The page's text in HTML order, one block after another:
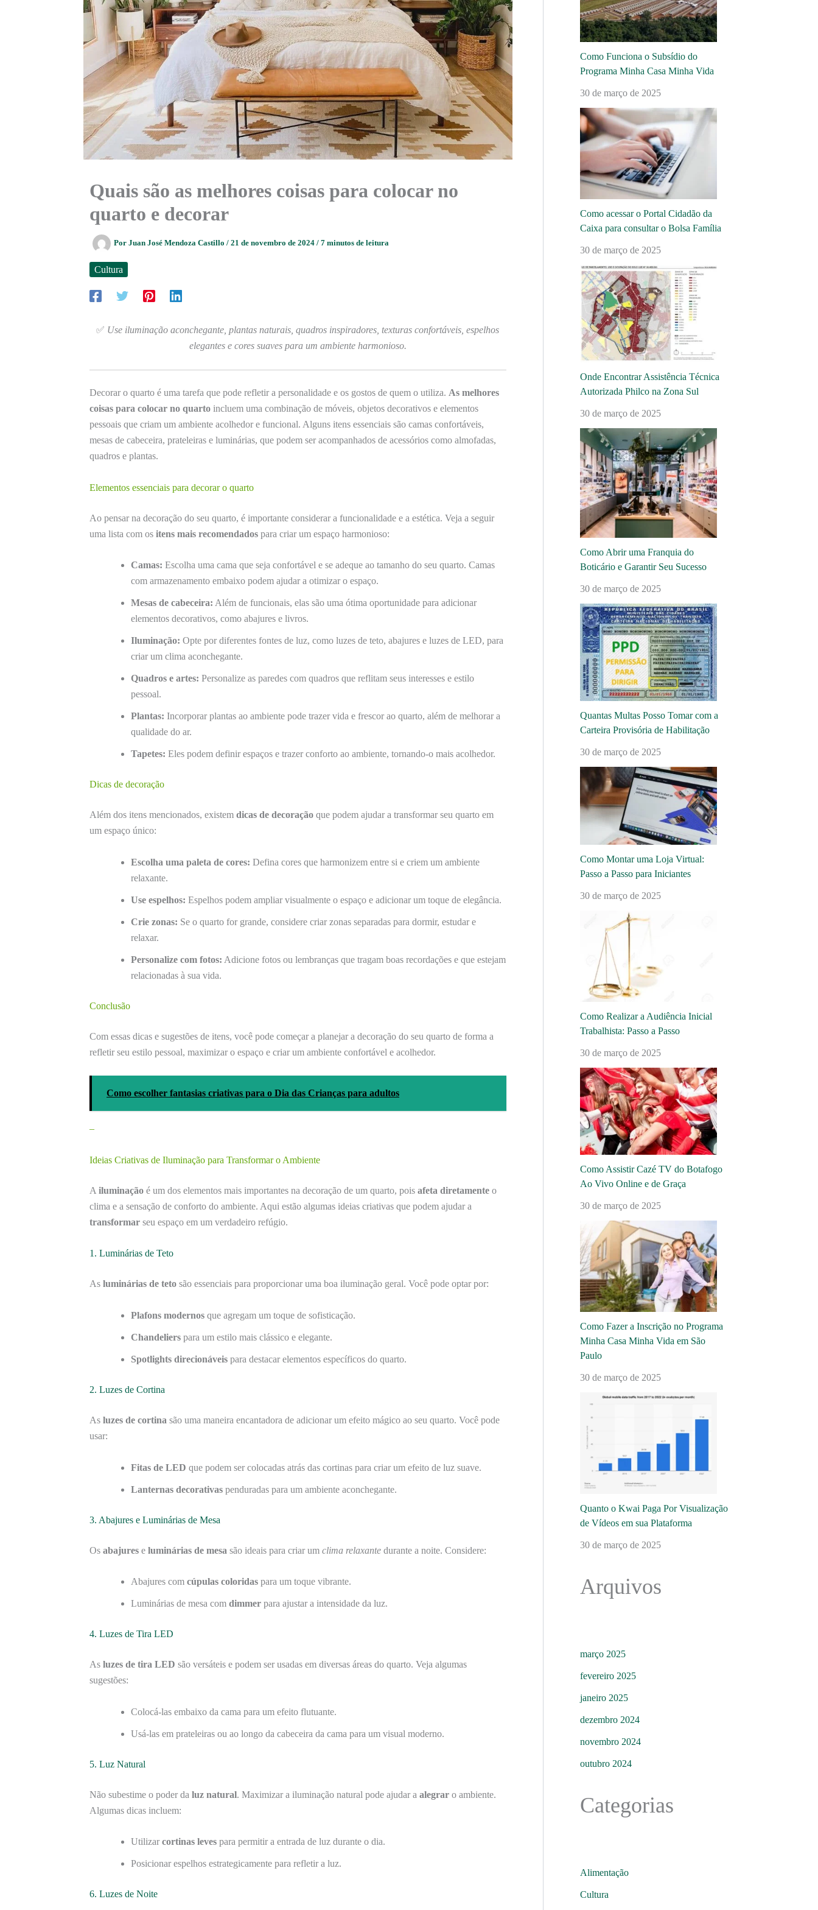
Quais são as melhores coisas para colocar no
quarto e decorar
Por Juan José Mendoza Castillo / 21 de novembro de 2024 / 7 minutos de leitura
Cultura
✅ Use iluminação aconchegante, plantas naturais, quadros inspiradores, texturas confortáveis, espelhos
elegantes e cores suaves para um ambiente harmonioso.
Decorar o quarto é uma tarefa que pode refletir a personalidade e os gostos de quem o utiliza. As melhores
coisas para colocar no quarto incluem uma combinação de móveis, objetos decorativos e elementos
pessoais que criam um ambiente acolhedor e funcional. Alguns itens essenciais são camas confortáveis,
mesas de cabeceira, prateleiras e luminárias, que podem ser acompanhados de acessórios como almofadas,
quadros e plantas.
Elementos essenciais para decorar o quarto
Ao pensar na decoração do seu quarto, é importante considerar a funcionalidade e a estética. Veja a seguir
uma lista com os itens mais recomendados para criar um espaço harmonioso:
Camas: Escolha uma cama que seja confortável e se adeque ao tamanho do seu quarto. Camas
com armazenamento embaixo podem ajudar a otimizar o espaço.
Mesas de cabeceira: Além de funcionais, elas são uma ótima oportunidade para adicionar
elementos decorativos, como abajures e livros.
Iluminação: Opte por diferentes fontes de luz, como luzes de teto, abajures e luzes de LED, para
criar um clima aconchegante.
Quadros e artes: Personalize as paredes com quadros que reflitam seus interesses e estilo
pessoal.
Plantas: Incorporar plantas ao ambiente pode trazer vida e frescor ao quarto, além de melhorar a
qualidade do ar.
Tapetes: Eles podem definir espaços e trazer conforto ao ambiente, tornando-o mais acolhedor.
Dicas de decoração
Além dos itens mencionados, existem dicas de decoração que podem ajudar a transformar seu quarto em
um espaço único:
Escolha uma paleta de cores: Defina cores que harmonizem entre si e criem um ambiente
relaxante.
Use espelhos: Espelhos podem ampliar visualmente o espaço e adicionar um toque de elegância.
Crie zonas: Se o quarto for grande, considere criar zonas separadas para dormir, estudar e
relaxar.
Personalize com fotos: Adicione fotos ou lembranças que tragam boas recordações e que estejam
relacionadas à sua vida.
Conclusão
Com essas dicas e sugestões de itens, você pode começar a planejar a decoração do seu quarto de forma a
refletir seu estilo pessoal, maximizar o espaço e criar um ambiente confortável e acolhedor.
Como escolher fantasias criativas para o Dia das Crianças para adultos
–
Ideias Criativas de Iluminação para Transformar o Ambiente
A iluminação é um dos elementos mais importantes na decoração de um quarto, pois afeta diretamente o
clima e a sensação de conforto do ambiente. Aqui estão algumas ideias criativas que podem ajudar a
transformar seu espaço em um verdadeiro refúgio.
1. Luminárias de Teto
As luminárias de teto são essenciais para proporcionar uma boa iluminação geral. Você pode optar por:
Plafons modernos que agregam um toque de sofisticação.
Chandeliers para um estilo mais clássico e elegante.
Spotlights direcionáveis para destacar elementos específicos do quarto.
2. Luzes de Cortina
As luzes de cortina são uma maneira encantadora de adicionar um efeito mágico ao seu quarto. Você pode
usar:
Fitas de LED que podem ser colocadas atrás das cortinas para criar um efeito de luz suave.
Lanternas decorativas penduradas para um ambiente aconchegante.
3. Abajures e Luminárias de Mesa
Os abajures e luminárias de mesa são ideais para criar um clima relaxante durante a noite. Considere:
Abajures com cúpulas coloridas para um toque vibrante.
Luminárias de mesa com dimmer para ajustar a intensidade da luz.
4. Luzes de Tira LED
As luzes de tira LED são versáteis e podem ser usadas em diversas áreas do quarto. Veja algumas
sugestões:
Colocá-las embaixo da cama para um efeito flutuante.
Usá-las em prateleiras ou ao longo da cabeceira da cama para um visual moderno.
5. Luz Natural
Não subestime o poder da luz natural. Maximizar a iluminação natural pode ajudar a alegrar o ambiente.
Algumas dicas incluem:
Utilizar cortinas leves para permitir a entrada de luz durante o dia.
Posicionar espelhos estrategicamente para refletir a luz.
6. Luzes de Noite
Como Funciona o Subsídio do
Programa Minha Casa Minha Vida
30 de março de 2025
Como acessar o Portal Cidadão da
Caixa para consultar o Bolsa Família
30 de março de 2025
Onde Encontrar Assistência Técnica
Autorizada Philco na Zona Sul
30 de março de 2025
Como Abrir uma Franquia do
Boticário e Garantir Seu Sucesso
30 de março de 2025
Quantas Multas Posso Tomar com a
Carteira Provisória de Habilitação
30 de março de 2025
Como Montar uma Loja Virtual:
Passo a Passo para Iniciantes
30 de março de 2025
Como Realizar a Audiência Inicial
Trabalhista: Passo a Passo
30 de março de 2025
Como Assistir Cazé TV do Botafogo
Ao Vivo Online e de Graça
30 de março de 2025
Como Fazer a Inscrição no Programa
Minha Casa Minha Vida em São
Paulo
30 de março de 2025
Quanto o Kwai Paga Por Visualização
de Vídeos em sua Plataforma
30 de março de 2025
Arquivos
março 2025
fevereiro 2025
janeiro 2025
dezembro 2024
novembro 2024
outubro 2024
Categorias
Alimentação
Cultura